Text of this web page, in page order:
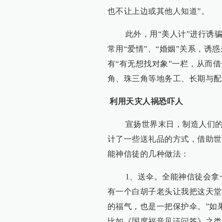
也不让上边或其他人知道”。
此外，用“美人计”进行诱骗
常用“爱情”、“婚姻”关系，诱
有“有无想找对象”一栏，从而
角、珠三角等地务工、长期与
利用天灾人祸恐吓人
宣扬世界末日，制造人们的
计了一些送礼品的方式，借助
能神信徒的几种做法：
1、送伞。全能神信徒会拿
有一个白胡子老头让我把这天
的福气，也是一把保护伞。”